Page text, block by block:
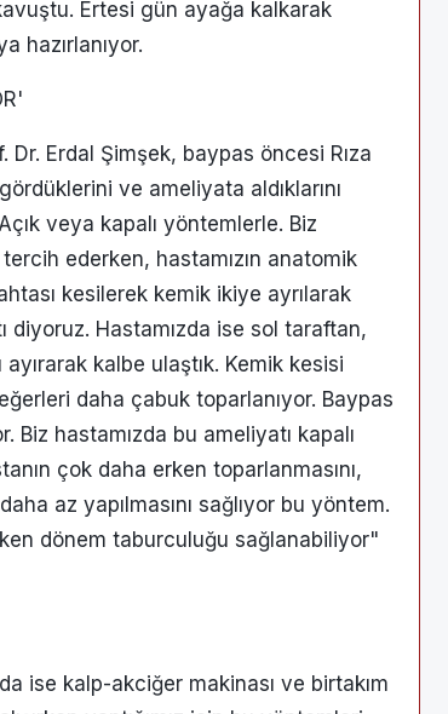
Ertesi gün ayağa kalkarak
hazırlanıyor.
Erdal Şimşek, baypas öncesi Rıza
ve ameliyata aldıklarını
veya kapalı yöntemlerle. Biz
ederken, hastamızın anatomik
kesilerek kemik ikiye ayrılarak
diyoruz. Hastamızda ise sol taraftan,
kalbe ulaştık. Kemik kesisi
daha çabuk toparlanıyor. Baypas
Biz hastamızda bu ameliyatı kapalı
çok daha erken toparlanmasını,
az yapılmasını sağlıyor bu yöntem.
dönem taburculuğu sağlanabiliyor"
ise kalp-akciğer makinası ve birtakım